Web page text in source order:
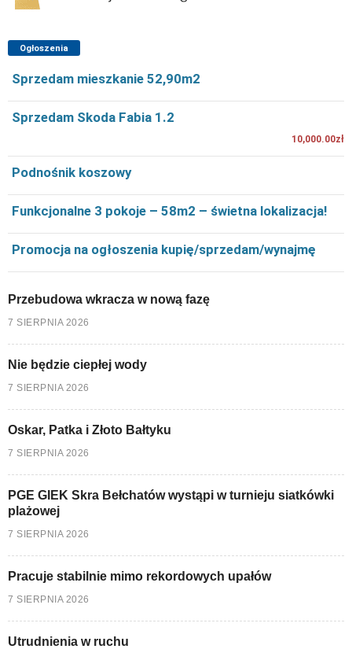
Ogłoszenia
Sprzedam mieszkanie 52,90m2
Sprzedam Skoda Fabia 1.2
10,000.00zł
Podnośnik koszowy
Funkcjonalne 3 pokoje – 58m2 – świetna lokalizacja!
Promocja na ogłoszenia kupię/sprzedam/wynajmę
Przebudowa wkracza w nową fazę
7 SIERPNIA 2026
Nie będzie ciepłej wody
7 SIERPNIA 2026
Oskar, Patka i Złoto Bałtyku
7 SIERPNIA 2026
PGE GIEK Skra Bełchatów wystąpi w turnieju siatkówki
plażowej
7 SIERPNIA 2026
Pracuje stabilnie mimo rekordowych upałów
7 SIERPNIA 2026
Utrudnienia w ruchu